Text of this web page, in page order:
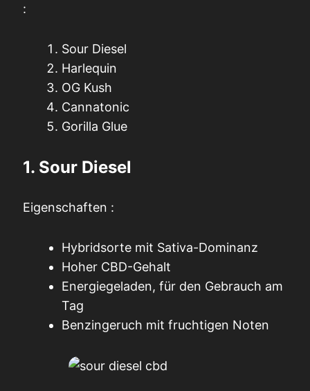
:
Sour Diesel
Harlequin
OG Kush
Cannatonic
Gorilla Glue
1. Sour Diesel
Eigenschaften :
Hybridsorte mit Sativa-Dominanz
Hoher CBD-Gehalt
Energiegeladen, für den Gebrauch am
Tag
Benzingeruch mit fruchtigen Noten